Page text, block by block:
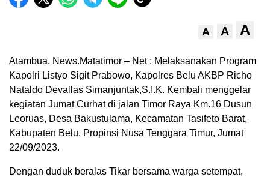
A A A
Atambua, News.Matatimor – Net : Melaksanakan Program
Kapolri Listyo Sigit Prabowo, Kapolres Belu AKBP Richo
Nataldo Devallas Simanjuntak,S.I.K. Kembali menggelar
kegiatan Jumat Curhat di jalan Timor Raya Km.16 Dusun
Leoruas, Desa Bakustulama, Kecamatan Tasifeto Barat,
Kabupaten Belu, Propinsi Nusa Tenggara Timur, Jumat
22/09/2023.
Dengan duduk beralas Tikar bersama warga setempat,